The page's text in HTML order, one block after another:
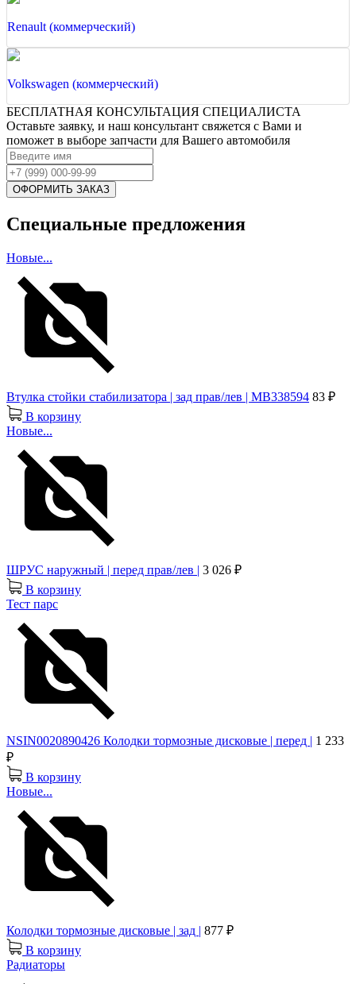
Renault (коммерческий)
Volkswagen (коммерческий)
БЕСПЛАТНАЯ КОНСУЛЬТАЦИЯ СПЕЦИАЛИСТА
Оставьте заявку, и наш консультант свяжется с Вами и
поможет в выборе запчасти для Вашего автомобиля
Специальные предложения
Новые...
Втулка стойки стабилизатора | зад прав/лев | MB338594 83 ₽
В корзину
Новые...
ШРУС наружный | перед прав/лев | 3 026 ₽
В корзину
Тест парс
NSIN0020890426 Колодки тормозные дисковые | перед | 1 233
₽
В корзину
Новые...
Колодки тормозные дисковые | зад | 877 ₽
В корзину
Радиаторы